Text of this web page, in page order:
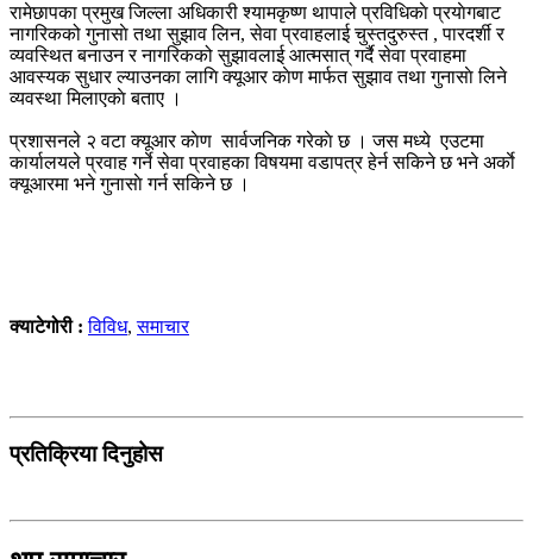
रामेछापका प्रमुख जिल्ला अधिकारी श्यामकृष्ण थापाले प्रविधिकाे प्रयाेगबाट
नागरिकको गुनासाे तथा सुझाव लिन, सेवा प्रवाहलाई चुस्तदुरुस्त , पारदर्शी र
व्यवस्थित बनाउन र नागरिकको सुझावलाई आत्मसात् गर्दै सेवा प्रवाहमा
आवस्यक सुधार ल्याउनका लागि क्यूआर काेण मार्फत सुझाव तथा गुनासाे लिने
व्यवस्था मिलाएकाे बताए ।
प्रशासनले २ वटा क्यूआर काेण सार्वजनिक गरेकाे छ । जस मध्ये एउटमा
कार्यालयले प्रवाह गर्ने सेवा प्रवाहका विषयमा वडापत्र हेर्न सकिने छ भने अर्काे
क्यूआरमा भने गुनासाे गर्न सकिने छ ।
क्याटेगोरी :विविध,समाचार
प्रतिक्रिया दिनुहोस